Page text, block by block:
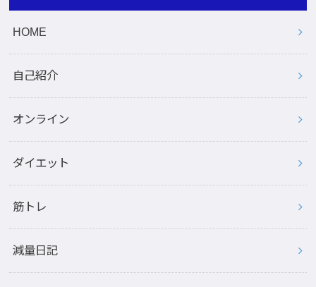
HOME
自己紹介
オンライン
ダイエット
筋トレ
減量日記